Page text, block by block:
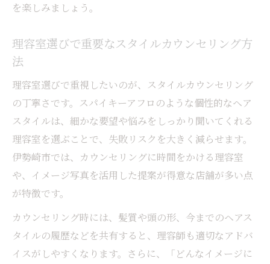
を楽しみましょう。
理容室選びで重要なスタイルカウンセリング方
法
理容室選びで重視したいのが、スタイルカウンセリング
の丁寧さです。スパイキーアフロのような個性的なヘア
スタイルは、細かな要望や悩みをしっかり聞いてくれる
理容室を選ぶことで、失敗リスクを大きく減らせます。
伊勢崎市では、カウンセリングに時間をかける理容室
や、イメージ写真を活用した提案が得意な店舗が多い点
が特徴です。
カウンセリング時には、髪質や頭の形、今までのヘアス
タイルの履歴などを共有すると、理容師も適切なアドバ
イスがしやすくなります。さらに、「どんなイメージに